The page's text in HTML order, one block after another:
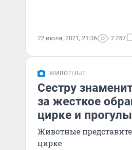
22 июля, 2021, 21:36 7 257
ЖИВОТНЫЕ
Сестру
за жесткое
цирке и прогулы
Животные
цирке